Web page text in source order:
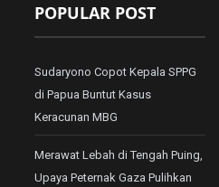
POPULAR POST
Sudaryono Copot Kepala SPPG
di Papua Buntut Kasus
Keracunan MBG
Merawat Lebah di Tengah Puing,
Upaya Peternak Gaza Pulihkan